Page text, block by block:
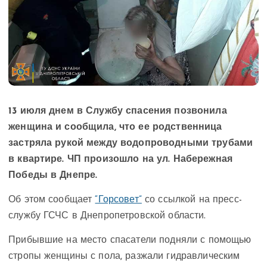
13 июля днем в Службу спасения позвонила
женщина и сообщила, что ее родственница
застряла рукой между водопроводными трубами
в квартире. ЧП произошло на ул. Набережная
Победы в Днепре.
Об этом сообщает“Горсовет” со ссылкой на пресс-
службу ГСЧС в Днепропетровской области.
Прибывшие на место спасатели подняли с помощью
стропы женщины с пола, разжали гидравлическим